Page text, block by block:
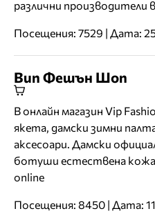
различни производители
Посещения: 7529 | Дата:
Вип Фешън Шоп
В онлайн магазин Vip
якета, дамски зимни
аксесоари. Дамски
ботуши естествена
online
Посещения: 8450 | Дата: